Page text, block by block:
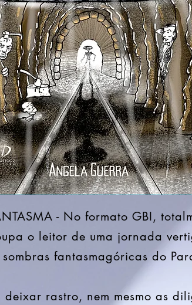
- No formato GBI,
o leitor de uma jornada
fantasmagóricas do
rastro, nem mesmo as